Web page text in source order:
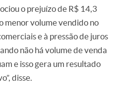
o prejuízo de R$ 14,3
menor volume vendido no
e à pressão de juros
não há volume de venda
e isso gera um resultado
disse.